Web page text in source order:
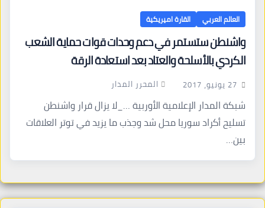
العالم العربي القارة اميريكية
واشنطن ستستمر في دعم وحدات قوات حماية الشعب
الكردي بالأسلحة والعتاد بعد استعادة الرقة
27 يونيو، 2017 المحرر المدار
شبكة المدار الإعلامية الأوربية …_لا يزال قرار واشنطن
تسليح أكراد سوريا محل شد وجذب ما يزيد في توتر العلاقات
بين…